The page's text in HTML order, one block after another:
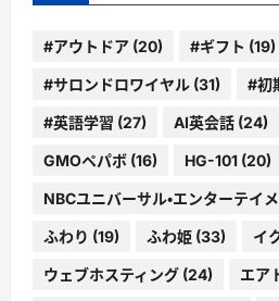
#アウトドア (20) #ギフト (19)
#サロンドロワイヤル (31) #初
#英語学習 (27) AI英会話 (24)
GMOペパボ (16) HG-101 (20)
NBCユニバーサル・エンターテイ
ふわり (19) ふわ姫 (33) イ
ウェブホスティング (24) エア